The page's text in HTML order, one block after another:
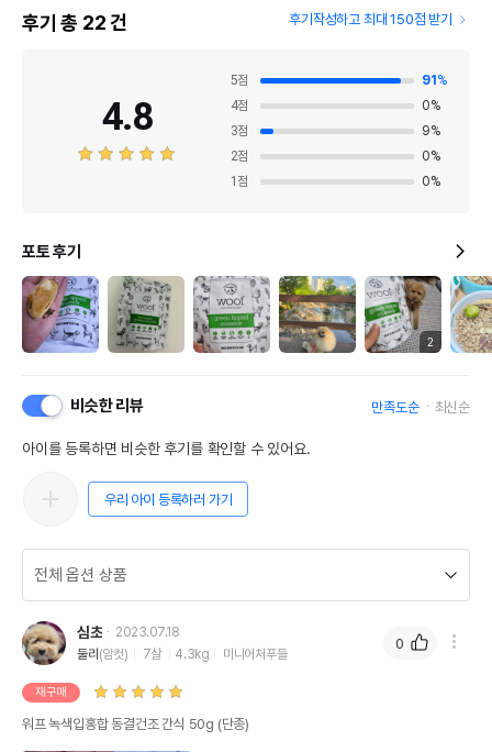
후기 총 22건 후기작성하고 최대 150점 받기
4.8
5점 91 %
4점 0%
3점 9%
2점 0%
1 점 0%
포토 후기
2
비슷한 리뷰 만족도순 최신순
아이를 등록하면 비슷한 후기를 확인할 수 있어요.
우리 아이 등록하러 가기
심초
2023.07.18
둘리 (암컷) 7살 4.3kg 미니어처푸들
재구매
워프 녹색입홍합 동결건조 간식 50g (단종)
0